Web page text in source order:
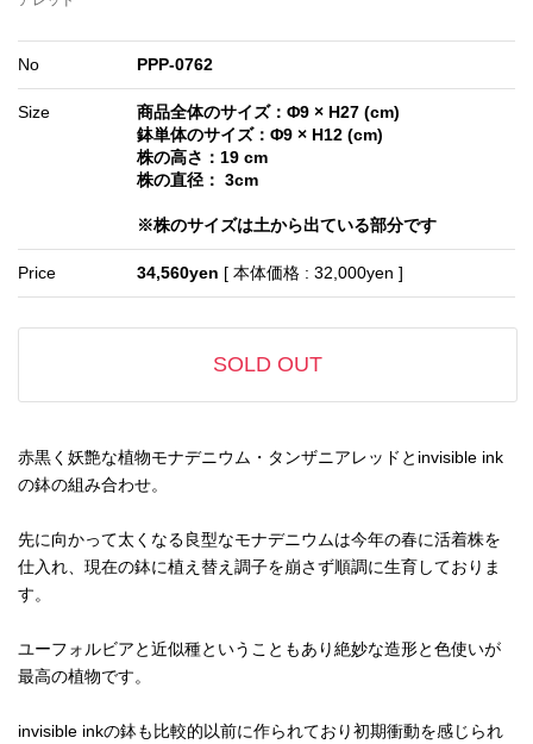
No PPP-0762
Size
商品全体のサイズ：Φ9 × H27 (cm)
鉢単体のサイズ：Φ9 × H12 (cm)
株の高さ：19 cm
株の直径： 3cm
※株のサイズは土から出ている部分です
Price 34,560yen [ 本体価格 : 32,000yen ]
SOLD OUT
赤黒く妖艶な植物モナデニウム・タンザニアレッドとinvisible ink
の鉢の組み合わせ。
先に向かって太くなる良型なモナデニウムは今年の春に活着株を
仕入れ、現在の鉢に植え替え調子を崩さず順調に生育しておりま
す。
ユーフォルビアと近似種ということもあり絶妙な造形と色使いが
最高の植物です。
invisible inkの鉢も比較的以前に作られており初期衝動を感じられ